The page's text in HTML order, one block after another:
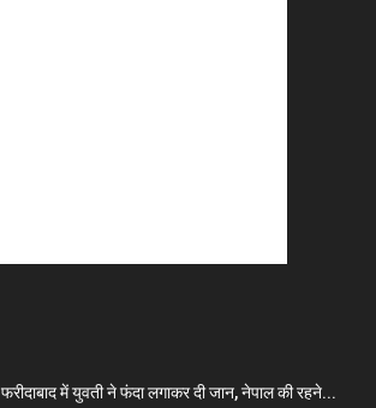
फरीदाबाद में युवती ने फंदा लगाकर दी जान, नेपाल की रहने...